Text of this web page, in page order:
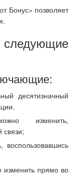
Бонус» позволяет
десятизначный
изменить,
связи;
прямо во